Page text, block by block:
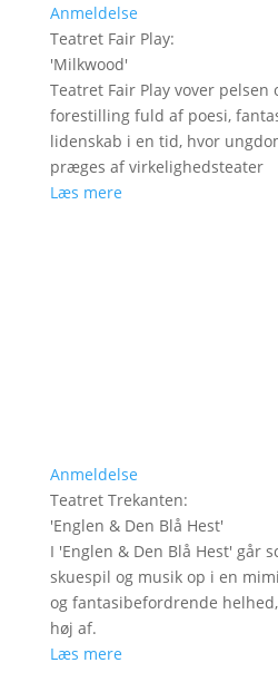
Anmeldelse
Teatret Fair Play:
'Milkwood'
Teatret Fair Play vover
forestilling fuld af poesi,
lidenskab i en tid, hvor
præges af virkelighedsteater
Læs mere
Anmeldelse
Teatret Trekanten:
'Englen & Den Blå Hest'
I 'Englen & Den Blå Hest' går
skuespil og musik op i en
og fantasibefordrende
høj af.
Læs mere